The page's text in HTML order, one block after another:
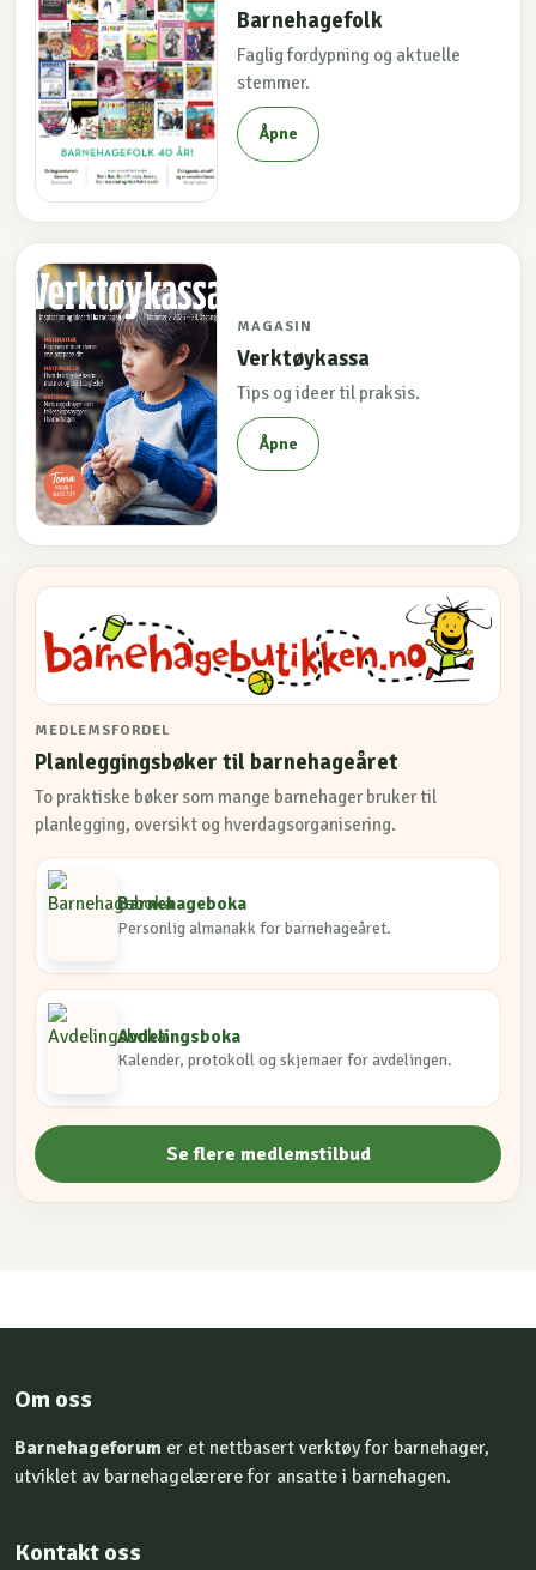
Barnehagefolk
Faglig fordypning og aktuelle
stemmer.
Åpne
MAGASIN
Verktøykassa
Tips og ideer til praksis.
Åpne
MEDLEMSFORDEL
Planleggingsbøker til barnehageåret
To praktiske bøker som mange barnehager bruker til
planlegging, oversikt og hverdagsorganisering.
Barnehageboka
Personlig almanakk for barnehageåret.
Avdelingsboka
Kalender, protokoll og skjemaer for avdelingen.
Se flere medlemstilbud
Om oss
Barnehageforum er et nettbasert verktøy for barnehager,
utviklet av barnehagelærere for ansatte i barnehagen.
Kontakt oss